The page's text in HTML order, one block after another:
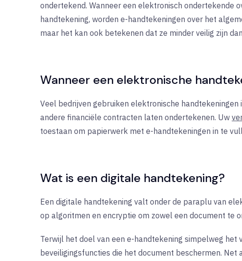
ondertekend. Wanneer een elektronisch ondertekende
handtekening, worden e-handtekeningen over het
maar het kan ook betekenen dat ze minder veilig zijn
Wanneer een elektronische
Veel bedrijven gebruiken elektronische
andere financiële contracten laten ondertekenen. Uw
toestaan om papierwerk met e-handtekeningen in te
Wat is een digitale handtekening?
Een digitale handtekening valt onder de paraplu van
op algoritmen en encryptie om zowel een document te
Terwijl het doel van een e-handtekening simpelweg
beveiligingsfuncties die het document beschermen.